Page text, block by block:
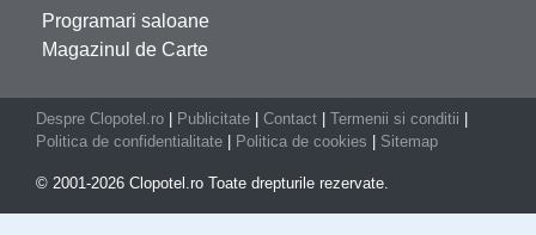
Programari saloane
Magazinul de Carte
Despre Clopotel.ro Publicitate Contact Termenii si conditii
Politica de confidentialitate
Politica de cookies Sitemap
© 2001-2026 Clopotel.ro Toate drepturile rezervate.